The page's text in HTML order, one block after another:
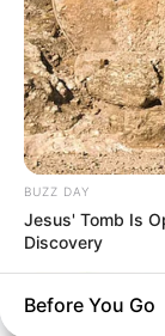
BUZZ DAY
Jesus' Tomb Is
Discovery
Before You Go